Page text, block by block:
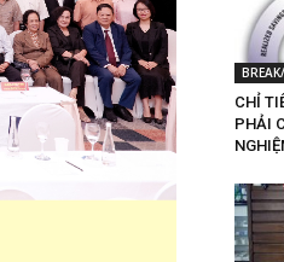
CHỈ
PHẢI